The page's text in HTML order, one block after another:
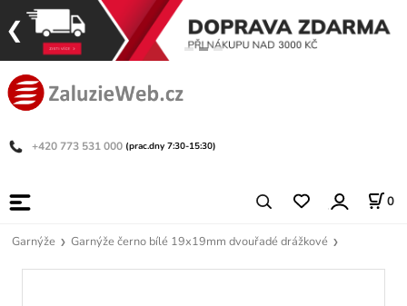
+420 773 531 000 (prac.dny 7:30-15:30)
0
Garnýže Garnýže černo bílé 19x19mm dvouřadé drážkové